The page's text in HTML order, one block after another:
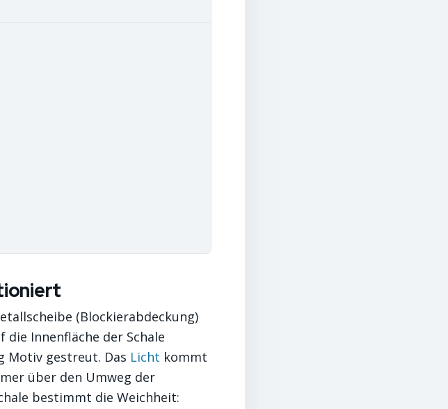
(Blockierabdeckung)
Innenfläche der Schale
Motiv gestreut. Das Licht kommt
über den Umweg der
bestimmt die Weichheit: